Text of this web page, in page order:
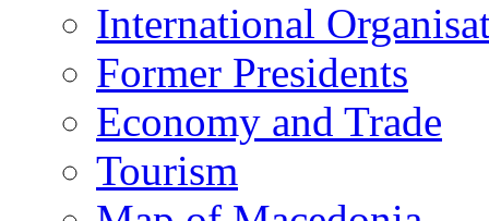
International
Former Presidents
Economy and Trade
Tourism